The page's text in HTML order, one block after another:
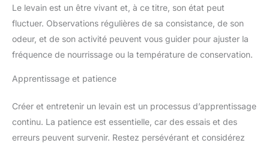
Le levain est un être vivant et, à ce titre, son état peut
fluctuer. Observations régulières de sa consistance, de son
odeur, et de son activité peuvent vous guider pour ajuster la
fréquence de nourrissage ou la température de conservation.
Apprentissage et patience
Créer et entretenir un levain est un processus d’apprentissage
continu. La patience est essentielle, car des essais et des
erreurs peuvent survenir. Restez persévérant et considérez